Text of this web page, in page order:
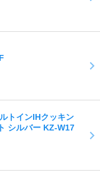
トインIHクッキン
シルバー KZ-W17